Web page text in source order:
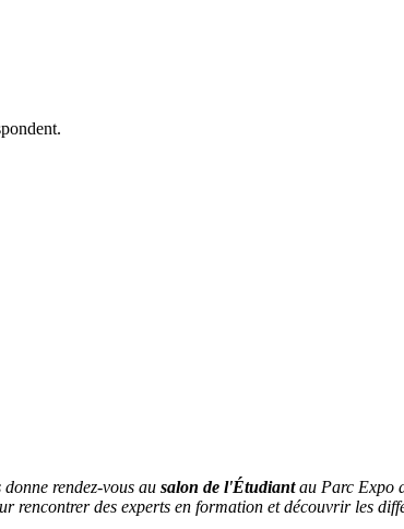
donne rendez-vous au salon de l'Étudiantau Parc Expo
rencontrer des experts en formation et découvrir les